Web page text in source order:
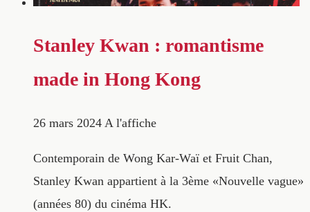
Stanley Kwan : romantisme
made in Hong Kong
26 mars 2024 A l'affiche
Contemporain de Wong Kar-Waï et Fruit Chan,
Stanley Kwan appartient à la 3ème «Nouvelle vague»
(années 80) du cinéma HK.